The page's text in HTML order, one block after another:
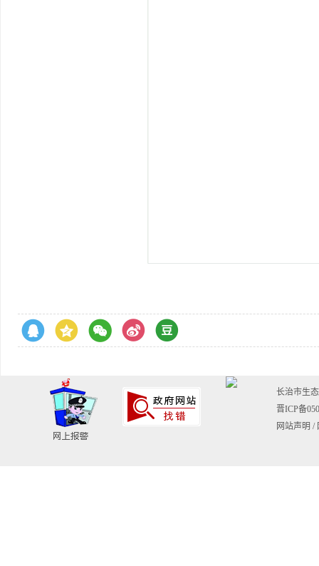
长治市生
晋ICP备
网站声明 /